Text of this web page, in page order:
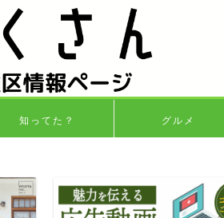
知ってた？ グルメ